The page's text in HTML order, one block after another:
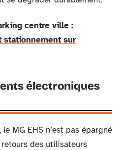
centre ville :
stationnement sur
électroniques
MG EHS n’est pas épargné
des utilisateurs